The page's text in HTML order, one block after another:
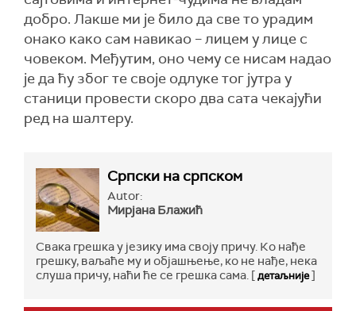
добро. Лакше ми је било да све то урадим
онако како сам навикао – лицем у лице с
човеком. Међутим, оно чему се нисам надао
је да ћу због те своје одлуке тог јутра у
станици провести скоро два сата чекајући
ред на шалтеру.
Српски на српском
Autor:
Мирјана Блажић
Свака грешка у језику има своју причу. Ко нађе
грешку, ваљаће му и објашњење, ко не нађе, нека
слуша причу, наћи ће се грешка сама. [детаљније]